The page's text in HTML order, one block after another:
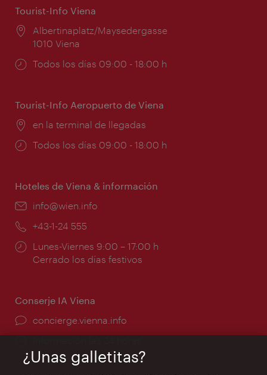
Tourist-Info Viena
Lugar:
Albertinaplatz/Maysedergasse
1010 Viena
Horarios
Todos los días 09:00 - 18:00 h
Tourist-Info Aeropuerto de Viena
Lugar:
en la terminal de llegadas
Horarios
Todos los días 09:00 - 18:00 h
Hoteles de Viena & información
e-
info@wien.info
Teléfono:
+43-1-24 555
Horarios
de
Lunes-Viernes 9:00 – 17:00 h
Cerrado los días festivos
Conserje IA Viena
concierge.vienna.info
¿Unas galletitas?